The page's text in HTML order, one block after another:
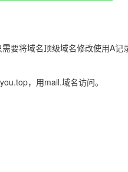
要将域名顶级域名修改使用A记
， 用mail.域名访问。